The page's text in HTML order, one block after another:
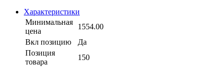
Характеристики
Минимальная
цена
1554.00
Вкл позицию
Да
Позиция
товара
150